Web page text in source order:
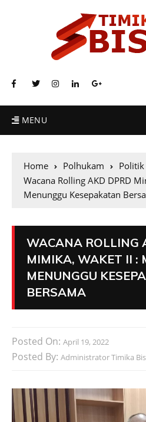
MENU
Home Polhukam
Politik
Wacana Rolling AKD DPRD
Menunggu Kesepakatan
WACANA ROLLING
MIMIKA, WAKET II :
MENUNGGU
BERSAMA
Posted On: April 19, 2022
Posted By: Administrator Timika